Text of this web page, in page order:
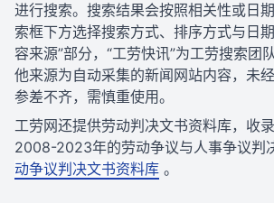
进行搜索。搜索结果会按照相关性或日
索框下方选择搜索方式、排序方式与日
容来源”部分，“工劳快讯”为工劳搜索团
他来源为自动采集的新闻网站内容，未
参差不齐，需慎重使用。
工劳网还提供劳动判决文书资料库，收
2008-2023年的劳动争议与人事争议判
动争议判决文书资料库 。